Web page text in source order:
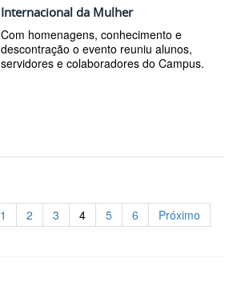
Internacional da Mulher
Com homenagens, conhecimento e
descontração o evento reuniu alunos,
servidores e colaboradores do Campus.
1 2 3 4 5 6
Próximo